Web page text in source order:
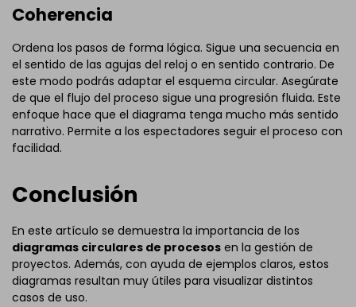
Coherencia
Ordena los pasos de forma lógica. Sigue una secuencia en
el sentido de las agujas del reloj o en sentido contrario. De
este modo podrás adaptar el esquema circular. Asegúrate
de que el flujo del proceso sigue una progresión fluida. Este
enfoque hace que el diagrama tenga mucho más sentido
narrativo. Permite a los espectadores seguir el proceso con
facilidad.
Conclusión
En este artículo se demuestra la importancia de los
diagramas circulares de procesos en la gestión de
proyectos. Además, con ayuda de ejemplos claros, estos
diagramas resultan muy útiles para visualizar distintos
casos de uso.